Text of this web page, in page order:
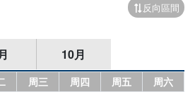
反向區間
10月
周三 周四 周五
周六